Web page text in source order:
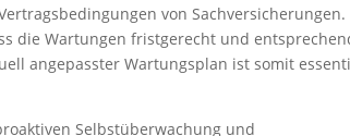
von Sachversicherungen.
die Wartungen fristgerecht und
angepasster Wartungsplan ist somit
Selbstüberwachung und